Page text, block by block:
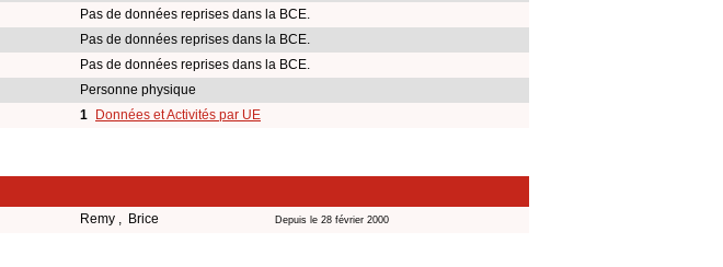
Pas de données reprises dans la BCE.
Pas de données reprises dans la BCE.
Pas de données reprises dans la BCE.
Personne physique
1 Données et Activités par UE
Remy , Brice Depuis le 28 février 2000